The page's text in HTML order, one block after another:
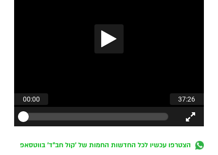
הצטרפו עכשיו לכל החדשות החמות של 'קול חב"ד' בווטסאפ